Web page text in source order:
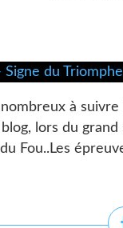
à
lors du grand
Fou..Les